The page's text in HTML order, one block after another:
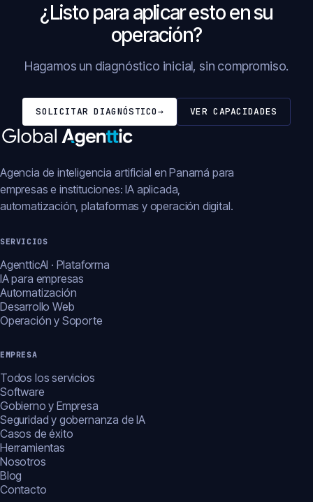
¿Listo para aplicar esto en su
operación?
Hagamos un diagnóstico inicial, sin compromiso.
SOLICITAR DIAGNÓSTICO→ VER CAPACIDADES
Agencia de inteligencia artificial en Panamá para
empresas e instituciones: IA aplicada,
automatización, plataformas y operación digital.
SERVICIOS
AgentticAI · Plataforma
IA para empresas
Automatización
Desarrollo Web
Operación y Soporte
EMPRESA
Todos los servicios
Software
Gobierno y Empresa
Seguridad y gobernanza de IA
Casos de éxito
Herramientas
Nosotros
Blog
Contacto